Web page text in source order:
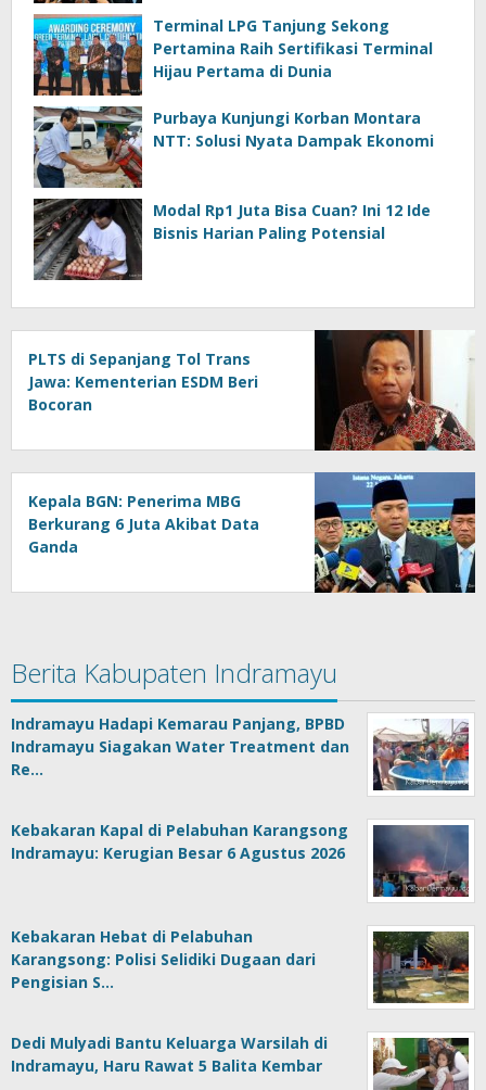
Terminal LPG Tanjung Sekong
Pertamina Raih Sertifikasi Terminal
Hijau Pertama di Dunia
Purbaya Kunjungi Korban Montara
NTT: Solusi Nyata Dampak Ekonomi
Modal Rp1 Juta Bisa Cuan? Ini 12 Ide
Bisnis Harian Paling Potensial
PLTS di Sepanjang Tol Trans
Jawa: Kementerian ESDM Beri
Bocoran
Kepala BGN: Penerima MBG
Berkurang 6 Juta Akibat Data
Ganda
Berita Kabupaten Indramayu
Indramayu Hadapi Kemarau Panjang, BPBD
Indramayu Siagakan Water Treatment dan
Re…
Kebakaran Kapal di Pelabuhan Karangsong
Indramayu: Kerugian Besar 6 Agustus 2026
Kebakaran Hebat di Pelabuhan
Karangsong: Polisi Selidiki Dugaan dari
Pengisian S…
Dedi Mulyadi Bantu Keluarga Warsilah di
Indramayu, Haru Rawat 5 Balita Kembar